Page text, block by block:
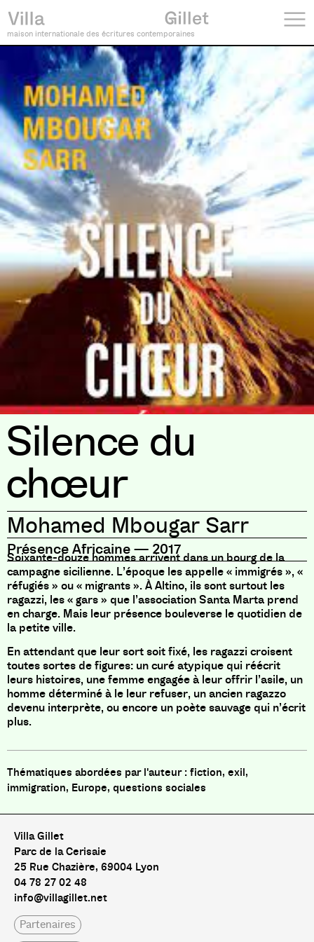
maison internationale des écritures contemporaines
Silence du
chœur
Mohamed Mbougar Sarr
Présence Africaine— 2017
Soixante-douze hommes arrivent dans un bourg de la
campagne sicilienne. L’époque les appelle « immigrés », «
réfugiés » ou « migrants ». À Altino, ils sont surtout les
ragazzi, les « gars » que l’association Santa Marta prend
en charge. Mais leur présence bouleverse le quotidien de
la petite ville.
En attendant que leur sort soit fixé, les ragazzi croisent
toutes sortes de figures: un curé atypique qui réécrit
leurs histoires, une femme engagée à leur offrir l’asile, un
homme déterminé à le leur refuser, un ancien ragazzo
devenu interprète, ou encore un poète sauvage qui n’écrit
plus.
fiction, exil,
immigration, Europe, questions sociales
Villa Gillet
Parc de la Cerisaie
25 Rue Chazière, 69004 Lyon
04 78 27 02 48
info@villagillet.net
Partenaires